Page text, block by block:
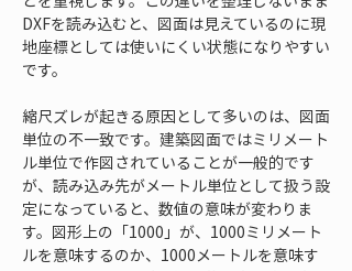
DXFを読み込むと、図面は見えているのに現
地座標としては使いにくい状態になりやすい
です。
縮尺ズレが起きる原因として多いのは、図面
単位の不一致です。建築図面ではミリメート
ル単位で作図されていることが一般的です
が、読み込み先がメートル単位として扱う設
定になっていると、数値の意味が変わりま
す。図形上の「1000」が、1000ミリメート
ルを意味するのか、1000メートルを意味す